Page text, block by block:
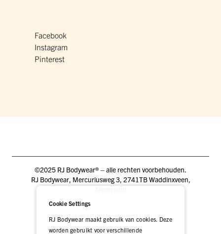
Facebook
Instagram
Pinterest
©2025 RJ Bodywear® – alle rechten voorbehouden.
RJ Bodywear, Mercuriusweg 3, 2741TB Waddinxveen,
BlogZakelijkPers VacaturesDEALER LOGIN
Cookie Settings
RJ Bodywear maakt gebruik van cookies. Deze
worden gebruikt voor verschillende